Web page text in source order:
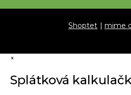
Shoptet |mime
×
Splátková